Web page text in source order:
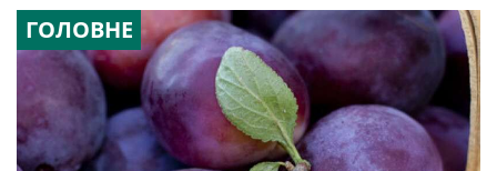
ГОЛОВНЕ